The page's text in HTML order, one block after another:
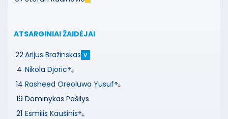
ATSARGINIAI ŽAIDĖJAI
22Arijus Bražinskas V
4 Nikola Djoric
14 Rasheed Oreoluwa Yusuf
19 Dominykas Pašilys
21 Esmilis Kaušinis